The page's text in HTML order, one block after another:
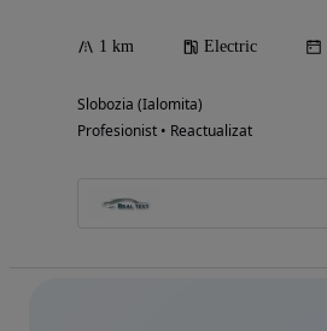
1 km Electric
Slobozia (Ialomita)
Profesionist • Reactualizat